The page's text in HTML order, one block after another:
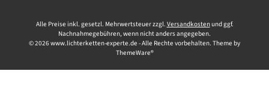
Alle Preise inkl. gesetzl. Mehrwertsteuer zzgl. Versandkostenund ggf.
Nachnahmegebühren, wenn nicht anders angegeben.
© 2026 www.lichterketten-experte.de - Alle Rechte vorbehalten. Theme by
ThemeWare®